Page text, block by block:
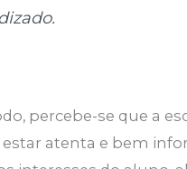
percebe-se que a
estar atenta e bem